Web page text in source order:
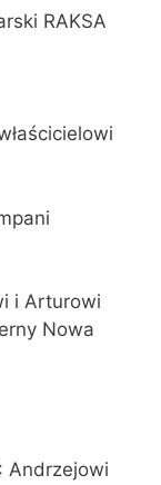
RAKSA
i Arturowi
Nowa
Andrzejowi